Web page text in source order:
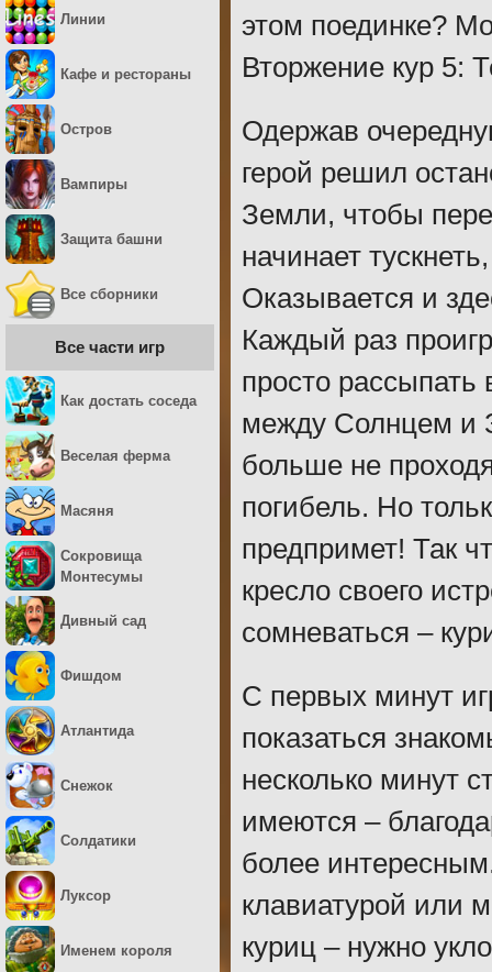
этом поединке?
Вторжение кур 5:
Одержав
герой решил
Земли, чтобы
начинает
Оказывается и
Каждый раз
просто
между Солнцем и
больше не
погибель. Но
предпримет! Так
кресло своего
сомневаться –
С первых минут
показаться
несколько минут
имеются –
более
клавиатурой или
куриц – нужно
Линии
Кафе и рестораны
Остров
Вампиры
Защита башни
Все сборники
Все части игр
Как достать соседа
Веселая ферма
Масяня
Сокровища
Монтесумы
Дивный сад
Фишдом
Атлантида
Снежок
Солдатики
Луксор
Именем короля